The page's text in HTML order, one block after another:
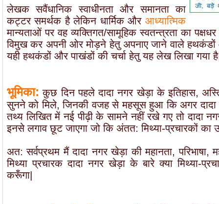
लेखक सवैंधानिक स्वाधीनता और समानता का
कट्टर समर्थक है लेकिन धार्मिक और आध्यात्मिक
मान्यताओं पर वह व्यक्तिगत/सामूहिक स्वतन्त्रता का
विमुख कर अपनी ओर मोड़ने हेतु अपनाए जाने वाले हथकंडों
यही हथकंडों और पाखंडों की चर्चा हेतु यह लेख लिखा गया
भूमिका: कुछ दिन पहले दादा नगर खेड़ा के इतिहास,
सुनने को मिले, जिनकी वजह से महसूस हुआ कि अगर दादा
तथ्य लिखित में नई पीढ़ी के सामने नहीं रखे गए तो दादा
इनसे लगाव छूट जाएगा जो कि अंतत: मिथ्या-प्रचारकों का
अत: सर्वप्रथम मैं दादा नगर खेड़ा की महानता,
मिथ्या प्रचारक दादा नगर खेड़ा के बारे क्या मिथ्या-
करूँगा|